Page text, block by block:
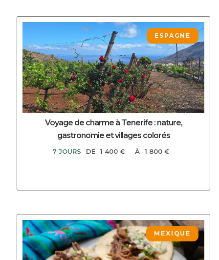
Voyage de charme à Tenerife : nature,
gastronomie et villages colorés
7 JOURS DE 1 400 € À 1 800 €
DECOUVRIR CE CIRCUIT ESPAGNE
DECOUVRIR CE CIRCUIT MEXIQUE